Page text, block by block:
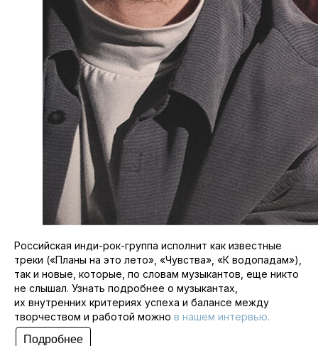
Российская инди-рок-группа исполнит как известные
треки («Планы на это лето», «Чувства», «К водопадам»),
так и новые, которые, по словам музыкантов, еще никто
не слышал. Узнать подробнее о музыкантах,
их внутренних критериях успеха и балансе между
творчеством и работой можно в нашем интервью.
Подробнее